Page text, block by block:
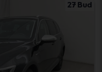
27 Bud